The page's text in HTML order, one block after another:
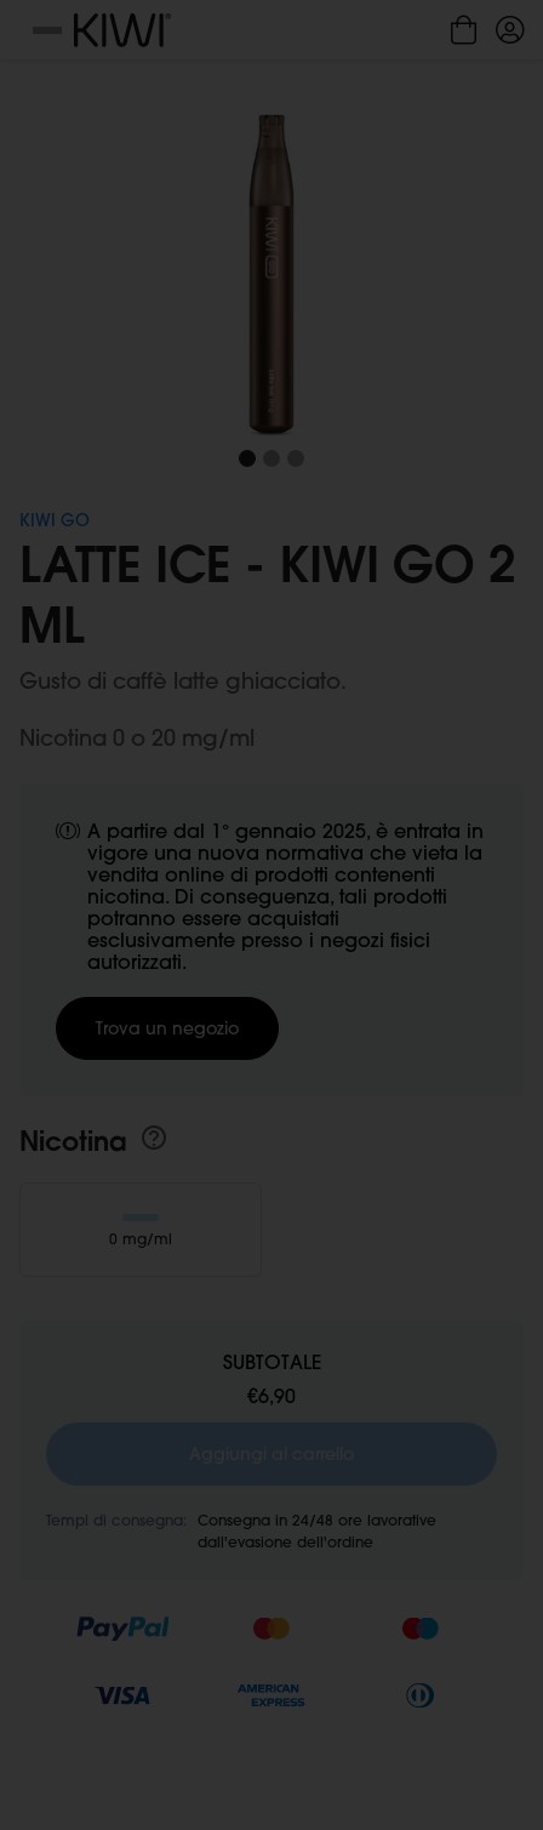
Menu
KIWI GO
LATTE ICE - KIWI GO 2
ML
Gusto di caffè latte ghiacciato.
Nicotina 0 o 20 mg/ml
A partire dal 1° gennaio 2025, è entrata in
vigore una nuova normativa che vieta la
vendita online di prodotti contenenti
nicotina. Di conseguenza, tali prodotti
potranno essere acquistati
esclusivamente presso i negozi fisici
autorizzati.
Trova un negozio
Nicotina
0 mg/ml
SUBTOTALE
€6,90
Tempi di consegna:
Consegna in 24/48 ore lavorative
dall'evasione dell'ordine
Gestione cookie